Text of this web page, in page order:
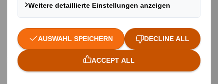
Lukas Beßler
Marketing Manager Deutschland & Schweiz